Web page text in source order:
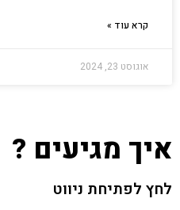
קרא עוד »
אוגוסט 23, 2024
איך מגיעים ?
לחץ לפתיחת ניווט